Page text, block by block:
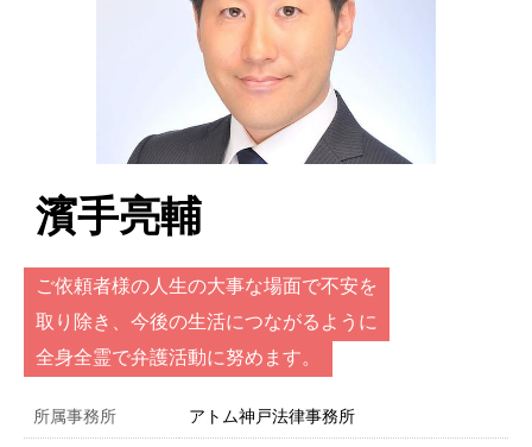
濱手亮輔
ご依頼者様の人生の大事な場面で不安を
取り除き、今後の生活につながるように
全身全霊で弁護活動に努めます。
所属事務所 アトム神戸法律事務所